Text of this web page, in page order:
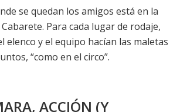
se quedan los amigos está en la
Para cada lugar de rodaje,
elenco y el equipo hacían las maletas
“como en el circo”.
ACCIÓN (Y